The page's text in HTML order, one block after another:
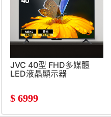
JVC 40型 FHD多媒體
LED液晶顯示器
$ 6999